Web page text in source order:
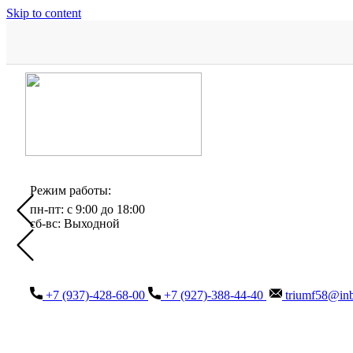
Skip to content
Режим работы:
пн-пт: с 9:00 до 18:00
сб-вс: Выходной
+7 (937)-428-68-00 +7 (927)-388-44-40